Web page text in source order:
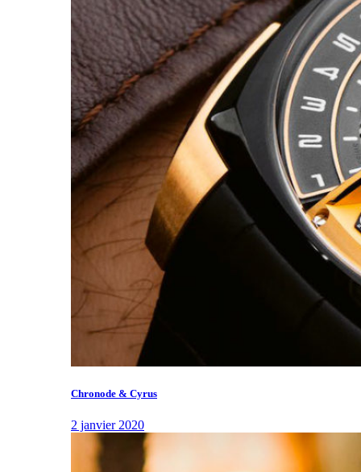
Chronode & Cyrus
2 janvier 2020